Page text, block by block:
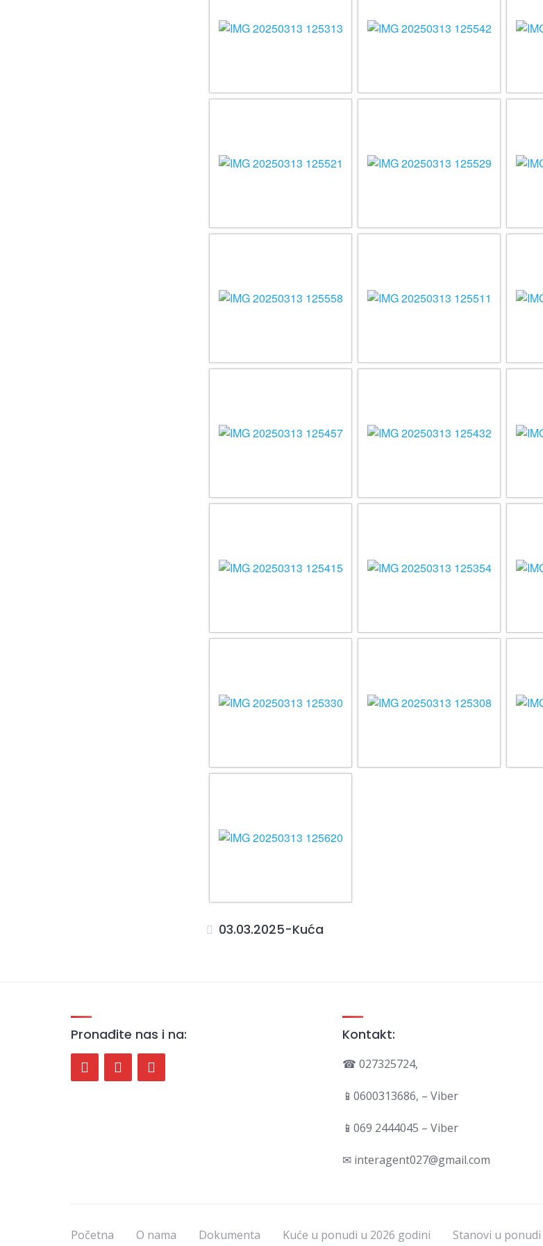
03.03.2025-Kuća
Pronađite nas i na: Kontakt:
☎ 027325724,
📱0600313686, – Viber
📱069 2444045 – Viber
✉ interagent027@gmail.com
Početna O nama Dokumenta Kuće u ponudi u 2026 godini Stanovi u